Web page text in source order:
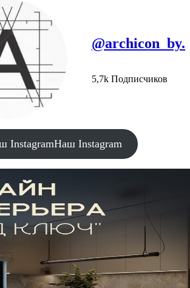
@archicon_by.
5,7k Подписчиков
InstagramНаш Instagram